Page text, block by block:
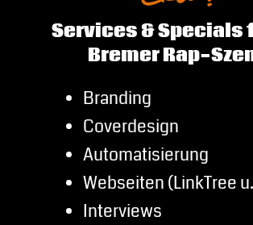
Services & Specials
Bremer Rap-
Branding
Coverdesign
Automatisierung
Webseiten (LinkTree
Interviews